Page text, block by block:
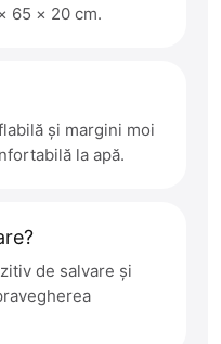
65 × 20 cm.
și margini moi
la apă.
de salvare și